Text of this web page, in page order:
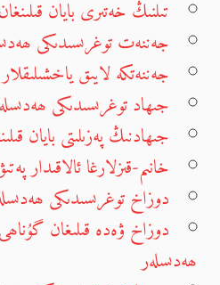
تىلنىڭ خەتىرى بايان
جەننەت توغرىسىدىكى
جەننەتكە لايىق
جىھاد توغرىسىدىكى
جىھادنىڭ پەزىلىتى بايان
خانىم-قىزلارغا ئالاقىدار
دوزاخ توغرىسىدىكى
دوزاخ ۋەدە قىلىغان
ھەدىسلەر